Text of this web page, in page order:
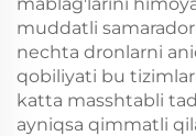
muddatli
nechta dronlarni
qobiliyati bu
katta masshtabli
ayniqsa qimmatli